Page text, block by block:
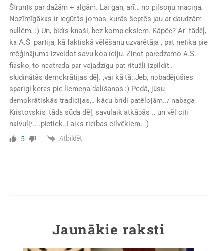
Štrunts par dažām + algām. Lai gan, arī… no pilsoņu maciņa.
Nozīmīgākas ir iegūtās jomas, kurās šeptēs jau ar daudzām
nullēm. :) Un, bīdīs knaši, bez kompleksiem. Kāpēc? Arī tādēļ,
ka A.Š. partija, kā faktiskā vēlēšanu uzvarētāja , pat netika pie
mēģinājuma izveidot savu koalīciju. Zinot paredzamo A.Š.
fiasko, to neatrada par vajadzīgu pat rituāli izpildīt..
sludinātās demokrātijas dēļ. ,vai kā tā..Jeb, nobadējušies
sparīgi ķeras pie liemeņa dalīšanas.:) Podā, jūsu
demokrātiskās tradīcijas,.. kādu brīdi patēlojām../ nabaga
Kristovskis, tāda sūda dēļ, savulaik atkāpās .. un vēl citi
naivuļi/.. .pietiek..Laiks rīcības cilvēkiem. :)
5 Atbildēt
Jaunākie raksti